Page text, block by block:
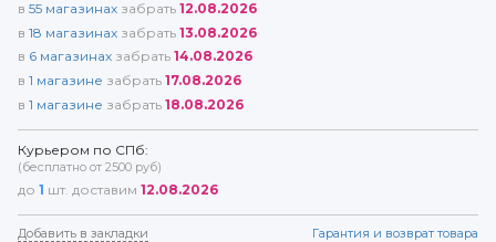
в 55 магазинах забрать 12.08.2026
в 18 магазинах забрать 13.08.2026
в 6 магазинах забрать 14.08.2026
в 1 магазине забрать 17.08.2026
в 1 магазине забрать 18.08.2026
Курьером по СПб:
(бесплатно от 2500 руб)
до 1 шт. доставим 12.08.2026
Добавить в закладки Гарантия и возврат товара